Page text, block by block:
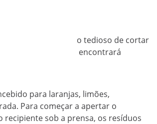
fará o trabalho tedioso de cortar
unidade compacta encontrará
fresco!
para laranjas, limões,
Para começar a apertar o
sob a prensa, os resíduos